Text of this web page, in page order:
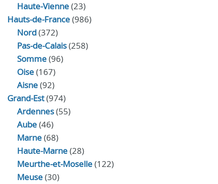
Haute-Vienne(23)
Hauts-de-France(986)
Nord(372)
Pas-de-Calais(258)
Somme(96)
Oise(167)
Aisne(92)
Grand-Est(974)
Ardennes(55)
Aube(46)
Marne(68)
Haute-Marne(28)
Meurthe-et-Moselle(122)
Meuse(30)